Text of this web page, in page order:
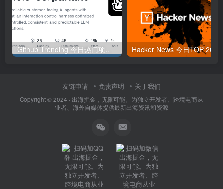
Github Trending 今日热门项目 | 2025-09-06
友链申请 免责声明 关于我们
Copyright © 2024 · 出海掘金，无限可能。为独立开发者、跨境电商从
业者、海外自媒体提供最新出海资讯和资源